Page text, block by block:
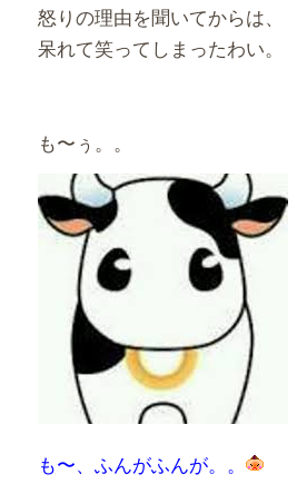
怒りの理由を聞いてからは、
呆れて笑ってしまったわい。
も〜ぅ。。
も〜、ふんがふんが。。